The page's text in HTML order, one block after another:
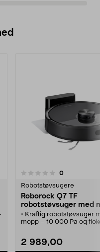
0anmeldelser
Robotstøvsugere
Roborock Q7 TF
robotstøvsuger med
• Kraftig robotstøvsuger
mopp – 10 000 Pa og
– høy sugeeffekt fjerner
2 989,00